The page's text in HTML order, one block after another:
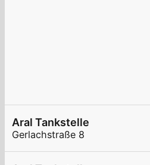
Aral Tankstelle
Gerlachstraße 8